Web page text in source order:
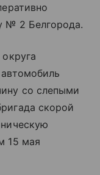
№ 2 Белгорода.
со слепыми
скорой
15 мая